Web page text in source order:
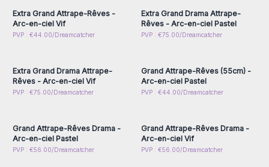
enrichissent également l’espace d’une touche de couleur et
de sérénité.
Commandez-les dès aujourd’hui et proposez à vos clients
Extra Grand Attrape-Rêves -
Arc-en-ciel Vif
PVP : €44.00/Dreamcatcher
Extra Grand Drama Attrape-
Rêves - Arc-en-ciel Pastel
PVP : €75.00/Dreamcatcher
Connectez-vous ou
Extra Grand Drama Attrape-
Rêves - Arc-en-ciel Vif
PVP : €75.00/Dreamcatcher
Connectez-vous ou
Grand Attrape-Rêves (55cm) -
Arc-en-ciel Pastel
PVP : €44.00/Dreamcatcher
Connectez-vous ou
Grand Attrape-Rêves Drama -
Arc-en-ciel Pastel
PVP : €56.00/Dreamcatcher
Connectez-vous ou
Grand Attrape-Rêves Drama -
Arc-en-ciel Vif
PVP : €56.00/Dreamcatcher
Connectez-vous ou
Connectez-vous ou